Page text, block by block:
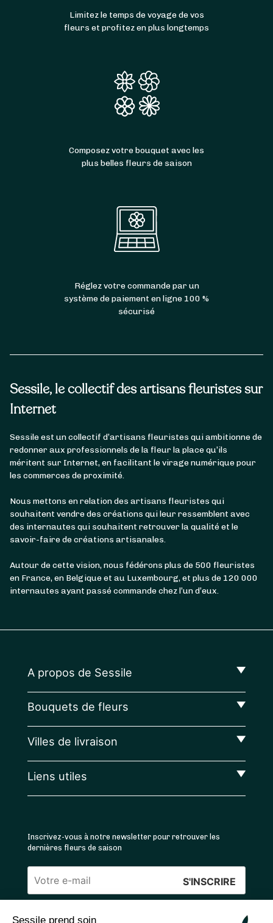
Sessile prend soin
Sessile, le collectif des artisans fleuristes sur
Internet
Sessile est un collectif d’artisans fleuristes qui ambitionne de
redonner aux professionnels de la fleur la place qu’ils
méritent sur Internet, en facilitant le virage numérique pour
les commerces de proximité.
Nous mettons en relation des artisans fleuristes qui
souhaitent vendre des créations qui leur ressemblent avec
des internautes qui souhaitent retrouver la qualité et le
savoir-faire de créations artisanales.
Autour de cette vision, nous fédérons plus de 500 fleuristes
en France, en Belgique et au Luxembourg, et plus de 120 000
internautes ayant passé commande chez l’un d’eux.
Limitez le temps de voyage de vos
fleurs et profitez en plus longtemps
Composez votre bouquet avec les
plus belles fleurs de saison
Réglez votre commande par un
système de paiement en ligne 100 %
sécurisé
A propos de Sessile
Bouquets de fleurs
Villes de livraison
Liens utiles
Inscrivez-vous à notre newsletter pour retrouver les
dernières fleurs de saison
Veuillez